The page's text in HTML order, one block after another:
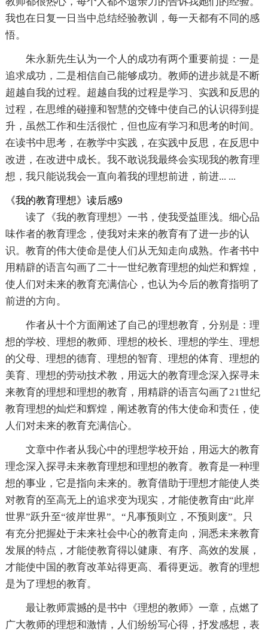
我也在日复一日当中总结经验教训，每一天都有不同的感
悟。
朱永新先生认为一个人的成功有两个重要前提：一是
追求成功，二是相信自己能够成功。教师的进步就是不断
超越自我的过程。超越自我的过程是学习、实践和反思的
过程，在思维的碰撞和智慧的交锋中使自己的认识得到提
升，虽然工作和生活很忙，但也应有学习和思考的时间。
在读书中思考，在教学中实践，在实践中反思，在反思中
改进，在改进中成长。我不敢说我最终会实现我的教育理
想，我只能说我会一直向着我的理想前进，前进... ...
《我的教育理想》读后感9
读了《我的教育理想》一书，使我受益匪浅。细心品
味作者的教育理念，使我对未来的教育有了进一步的认
识。教育的伟大使命是使人们从无知走向成熟。作者书中
用精辟的语言勾画了二十一世纪教育理想的灿烂和辉煌，
使人们对未来的教育充满信心，也认为今后的教育指明了
前进的方向。
作者从十个方面阐述了自己的理想教育，分别是：理
想的学校、理想的教师、理想的校长、理想的学生、理想
的父母、理想的德育、理想的智育、理想的体育、理想的
美育、理想的劳动技术教，用远大的教育理念深入探寻未
来教育的理想和理想的教育，用精辟的语言勾画了21世纪
教育理想的灿烂和辉煌，阐述教育的伟大使命和责任，使
人们对未来的教育充满信心。
文章中作者从我心中的理想学校开始，用远大的教育
理念深入探寻未来教育理想和理想的教育。教育是一种理
想的事业，它是指向未来的。教育借助于理想才能使人类
对教育的至高无上的追求变为现实，才能使教育由“此岸
世界”跃升至“彼岸世界”。“凡事预则立，不预则废”。只
有充分把握处于未来社会中心的教育走向，洞悉未来教育
发展的特点，才能使教育得以健康、有序、高效的发展，
才能使中国的教育改革站得更高、看得更远。教育的理想
是为了理想的教育。
最让教师震撼的是书中《理想的教师》一章，点燃了
广大教师的理想和激情，人们纷纷写心得，抒发感想，表